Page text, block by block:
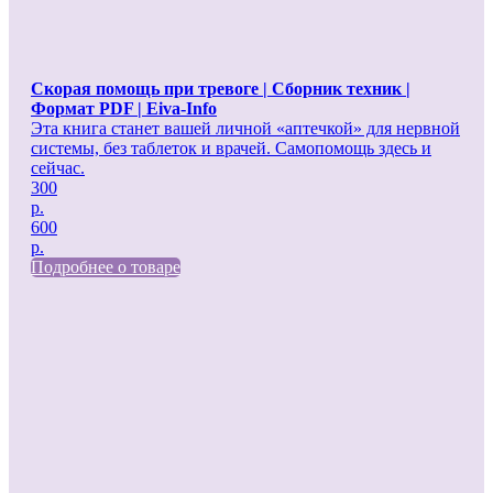
Скорая помощь при тревоге | Сборник техник |
Формат PDF | Eiva-Info
Эта книга станет вашей личной «аптечкой» для нервной
системы, без таблеток и врачей. Самопомощь здесь и
сейчас.
300
р.
600
р.
Подробнее о товаре